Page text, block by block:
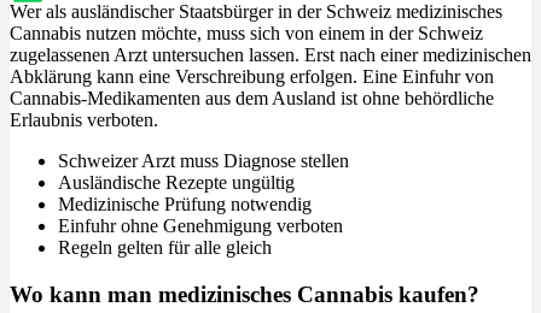
Wer als ausländischer Staatsbürger in der Schweiz medizinisches
Cannabis nutzen möchte, muss sich von einem in der Schweiz
zugelassenen Arzt untersuchen lassen. Erst nach einer medizinischen
Abklärung kann eine Verschreibung erfolgen. Eine Einfuhr von
Cannabis-Medikamenten aus dem Ausland ist ohne behördliche
Erlaubnis verboten.
Schweizer Arzt muss Diagnose stellen
Ausländische Rezepte ungültig
Medizinische Prüfung notwendig
Einfuhr ohne Genehmigung verboten
Regeln gelten für alle gleich
Wo kann man medizinisches Cannabis kaufen?